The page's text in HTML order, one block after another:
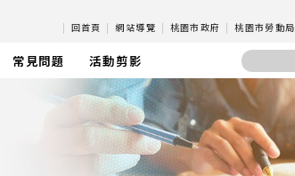
| 回首頁 |網站導覽 | 桃園市政府 |桃園市勞動局
常見問題 活動剪影